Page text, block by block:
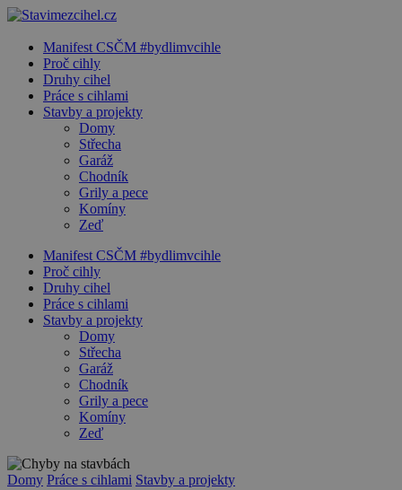
Manifest CSČM #bydlimvcihle
Proč cihly
Druhy cihel
Práce s cihlami
Stavby a projekty
Domy
Střecha
Garáž
Chodník
Grily a pece
Komíny
Zeď
Manifest CSČM #bydlimvcihle
Proč cihly
Druhy cihel
Práce s cihlami
Stavby a projekty
Domy
Střecha
Garáž
Chodník
Grily a pece
Komíny
Zeď
Domy Práce s cihlami Stavby a projekty